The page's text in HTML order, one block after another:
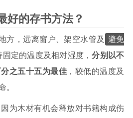
好的存书方法？
方，远离窗户、架空水管及 避免
固定的温度及相对湿度，分别以不
之五十五为最佳 ，较低的温度及
。
为木材有机会释放对书籍构成伤